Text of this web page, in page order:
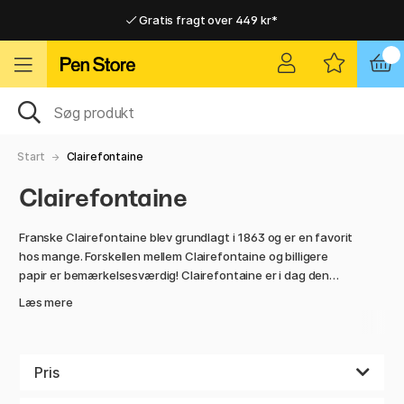
Gratis fragt over 449 kr*
Hurtigt til dør eller pakkeshop
Hurtigt til dør eller pakkeshop
Start Clairefontaine
Clairefontaine
Franske Clairefontaine blev grundlagt i 1863 og er en favorit
hos mange. Forskellen mellem Clairefontaine og billigere
papir er bemærkelsesværdig! Clairefontaine er i dag den
Fabrikken har to papirmaskiner, der er 3,40 meter brede. Kun
Læs mere
Pris